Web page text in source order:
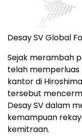
Desay SV Global
Sejak merambah
telah memperluas
kantor di
tersebut
Desay SV dalam
kemampuan
kemitraan.